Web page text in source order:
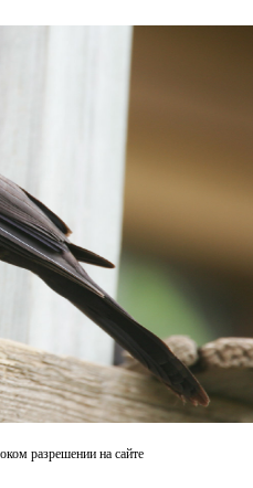
разрешении на сайте